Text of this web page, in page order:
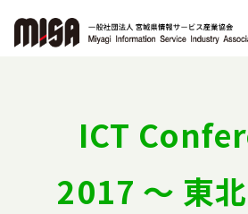
委員会活動
ICT
2017 〜 東